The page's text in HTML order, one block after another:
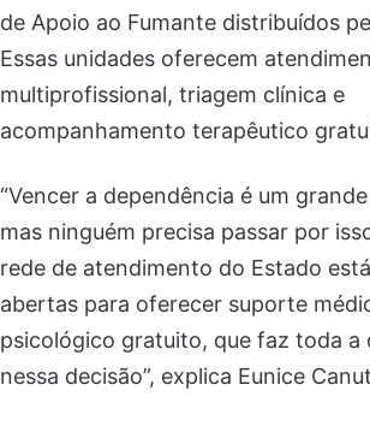
de Apoio ao Fumante distribuídos
Essas unidades oferecem
multiprofissional, triagem clínica e
acompanhamento terapêutico
“Vencer a dependência é um
mas ninguém precisa passar por
rede de atendimento do Estado
abertas para oferecer suporte
psicológico gratuito, que faz toda a
nessa decisão”, explica Eunice